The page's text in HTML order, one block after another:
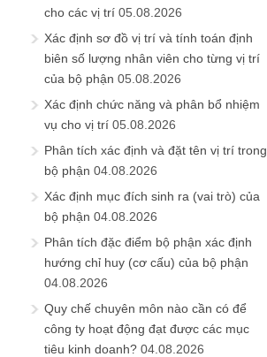
cho các vị trí 05.08.2026
Xác định sơ đồ vị trí và tính toán định
biên số lượng nhân viên cho từng vị trí
của bộ phận 05.08.2026
Xác định chức năng và phân bổ nhiệm
vụ cho vị trí 05.08.2026
Phân tích xác định và đặt tên vị trí trong
bộ phận 04.08.2026
Xác định mục đích sinh ra (vai trò) của
bộ phận 04.08.2026
Phân tích đặc điểm bộ phận xác định
hướng chỉ huy (cơ cấu) của bộ phận
04.08.2026
Quy chế chuyên môn nào cần có để
công ty hoạt động đạt được các mục
tiêu kinh doanh? 04.08.2026